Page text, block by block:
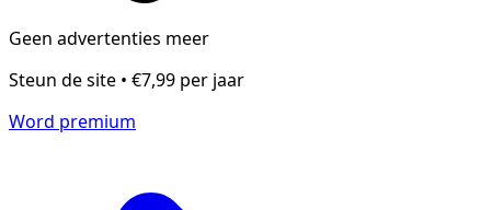
Geen advertenties meer
Steun de site • €7,99 per jaar
Word premium